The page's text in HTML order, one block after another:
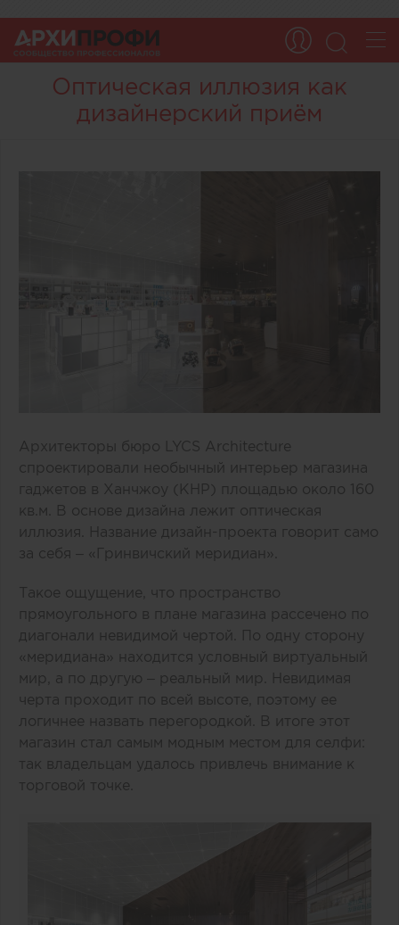
Оптическая иллюзия как
дизайнерский приём
Архитекторы бюро LYCS Architecture
спроектировали необычный интерьер магазина
гаджетов в Ханчжоу (КНР) площадью около 160
кв.м. В основе дизайна лежит оптическая
иллюзия. Название дизайн-проекта говорит само
за себя – «Гринвичский меридиан».
Такое ощущение, что пространство
прямоугольного в плане магазина рассечено по
диагонали невидимой чертой. По одну сторону
«меридиана» находится условный виртуальный
мир, а по другую – реальный мир. Невидимая
черта проходит по всей высоте, поэтому ее
логичнее назвать перегородкой. В итоге этот
магазин стал самым модным местом для селфи:
так владельцам удалось привлечь внимание к
торговой точке.